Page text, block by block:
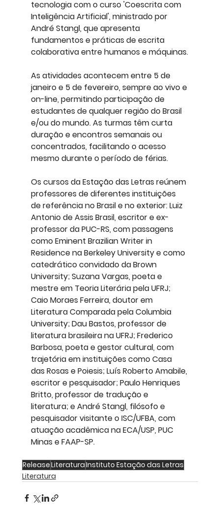
tecnologia com o curso 'Coescrita com
Inteligência Artificial', ministrado por
André Stangl, que apresenta
fundamentos e práticas de escrita
colaborativa entre humanos e máquinas.
As atividades acontecem entre 5 de
janeiro e 5 de fevereiro, sempre ao vivo e
on-line, permitindo participação de
estudantes de qualquer região do Brasil
e/ou do mundo. As turmas têm curta
duração e encontros semanais ou
concentrados, facilitando o acesso
mesmo durante o período de férias.
Os cursos da Estação das Letras reúnem
professores de diferentes instituições
de referência no Brasil e no exterior: Luiz
Antonio de Assis Brasil, escritor e ex-
professor da PUC-RS, com passagens
como Eminent Brazilian Writer in
Residence na Berkeley University e como
catedrático convidado da Brown
University; Suzana Vargas, poeta e
mestre em Teoria Literária pela UFRJ;
Caio Moraes Ferreira, doutor em
Literatura Comparada pela Columbia
University; Dau Bastos, professor de
literatura brasileira na UFRJ; Frederico
Barbosa, poeta e gestor cultural, com
trajetória em instituições como Casa
das Rosas e Poiesis; Luís Roberto Amabile,
escritor e pesquisador; Paulo Henriques
Britto, professor de tradução e
literatura; e André Stangl, filósofo e
pesquisador visitante o ISC/UFBA, com
atuação acadêmica na ECA/USP, PUC
Minas e FAAP-SP.
ReleaseLiteraturaInstituto Estação das Letras
Literatura